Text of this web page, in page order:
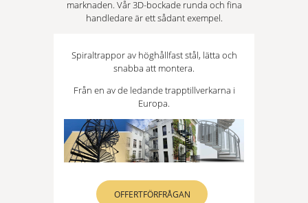
marknaden. Vår 3D-bockade runda och fina
handledare är ett sådant exempel.
Spiraltrappor av höghållfast stål, lätta och
snabba att montera.
Från en av de ledande trapptillverkarna i
Europa.
OFFERTFÖRFRÅGAN